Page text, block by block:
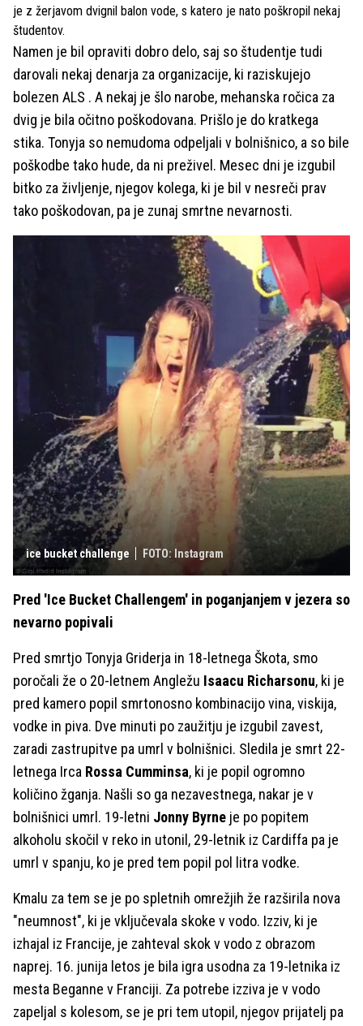
je z žerjavom dvignil balon vode, s katero je nato poškropil nekaj
študentov.
Namen je bil opraviti dobro delo, saj so študentje tudi
darovali nekaj denarja za organizacije, ki raziskujejo
bolezen ALS . A nekaj je šlo narobe, mehanska ročica za
dvig je bila očitno poškodovana. Prišlo je do kratkega
stika. Tonyja so nemudoma odpeljali v bolnišnico, a so bile
poškodbe tako hude, da ni preživel. Mesec dni je izgubil
bitko za življenje, njegov kolega, ki je bil v nesreči prav
tako poškodovan, pa je zunaj smrtne nevarnosti.
ice bucket challenge FOTO: Instagram
Pred 'Ice Bucket Challengem' in poganjanjem v jezera so
nevarno popivali
Pred smrtjo Tonyja Griderja in 18-letnega Škota, smo
poročali že o 20-letnem Angležu Isaacu Richarsonu, ki je
pred kamero popil smrtonosno kombinacijo vina, viskija,
vodke in piva. Dve minuti po zaužitju je izgubil zavest,
zaradi zastrupitve pa umrl v bolnišnici. Sledila je smrt 22-
letnega Irca Rossa Cumminsa, ki je popil ogromno
količino žganja. Našli so ga nezavestnega, nakar je v
bolnišnici umrl. 19-letni Jonny Byrne je po popitem
alkoholu skočil v reko in utonil, 29-letnik iz Cardiffa pa je
umrl v spanju, ko je pred tem popil pol litra vodke.
Kmalu za tem se je po spletnih omrežjih že razširila nova
"neumnost", ki je vključevala skoke v vodo. Izziv, ki je
izhajal iz Francije, je zahteval skok v vodo z obrazom
naprej. 16. junija letos je bila igra usodna za 19-letnika iz
mesta Beganne v Franciji. Za potrebe izziva je v vodo
zapeljal s kolesom, se je pri tem utopil, njegov prijatelj pa